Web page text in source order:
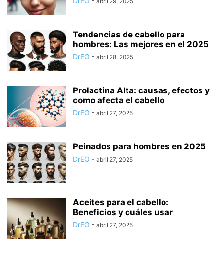
Tendencias de cabello para
hombres: Las mejores en el 2025
DrEO - abril 28, 2025
Prolactina Alta: causas, efectos y
como afecta el cabello
DrEO - abril 27, 2025
Peinados para hombres en 2025
DrEO - abril 27, 2025
Aceites para el cabello:
Beneficios y cuáles usar
DrEO - abril 27, 2025